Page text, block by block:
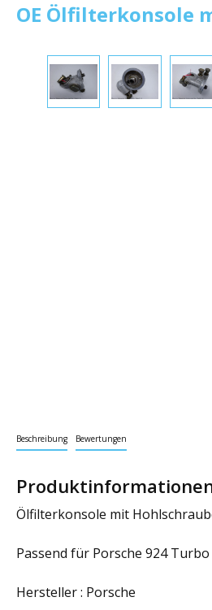
OE Ölfilterkonsole
Beschreibung Bewertungen
Ölfilterkonsole mit
Passend für Porsche 924 Turbo
Hersteller : Porsche